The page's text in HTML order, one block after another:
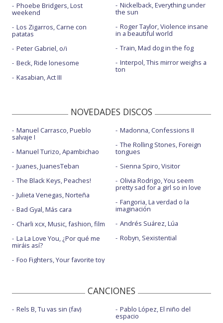
Phoebe Bridgers, Lost
weekend
Los Zigarros, Carne con
patatas
Peter Gabriel, o/i
Beck, Ride lonesome
Kasabian, Act III
Nickelback, Everything under
the sun
Roger Taylor, Violence insane
in a beautiful world
Train, Mad dog in the fog
Interpol, This mirror weighs a
ton
NOVEDADES DISCOS
Manuel Carrasco, Pueblo
salvaje I
Manuel Turizo, Apambichao
Juanes, JuanesTeban
The Black Keys, Peaches!
Julieta Venegas, Norteña
Bad Gyal, Más cara
Charli xcx, Music, fashion, film
La La Love You, ¿Por qué me
miráis así?
Foo Fighters, Your favorite toy
Madonna, Confessions II
The Rolling Stones, Foreign
tongues
Sienna Spiro, Visitor
Olivia Rodrigo, You seem
pretty sad for a girl so in love
Fangoria, La verdad o la
imaginación
Andrés Suárez, Lúa
Robyn, Sexistential
CANCIONES
Rels B, Tu vas sin (fav) Pablo López, El niño del
espacio